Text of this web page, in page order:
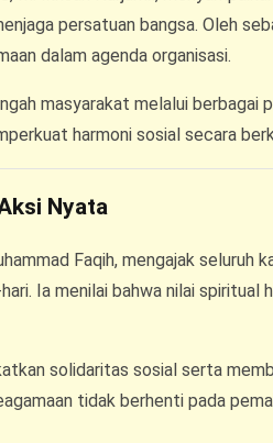
persatuan bangsa. Oleh
dalam agenda organisasi.
masyarakat melalui berbagai
harmoni sosial secara
Nyata
Faqih, mengajak seluruh
Ia menilai bahwa nilai spiritual
solidaritas sosial serta
tidak berhenti pada